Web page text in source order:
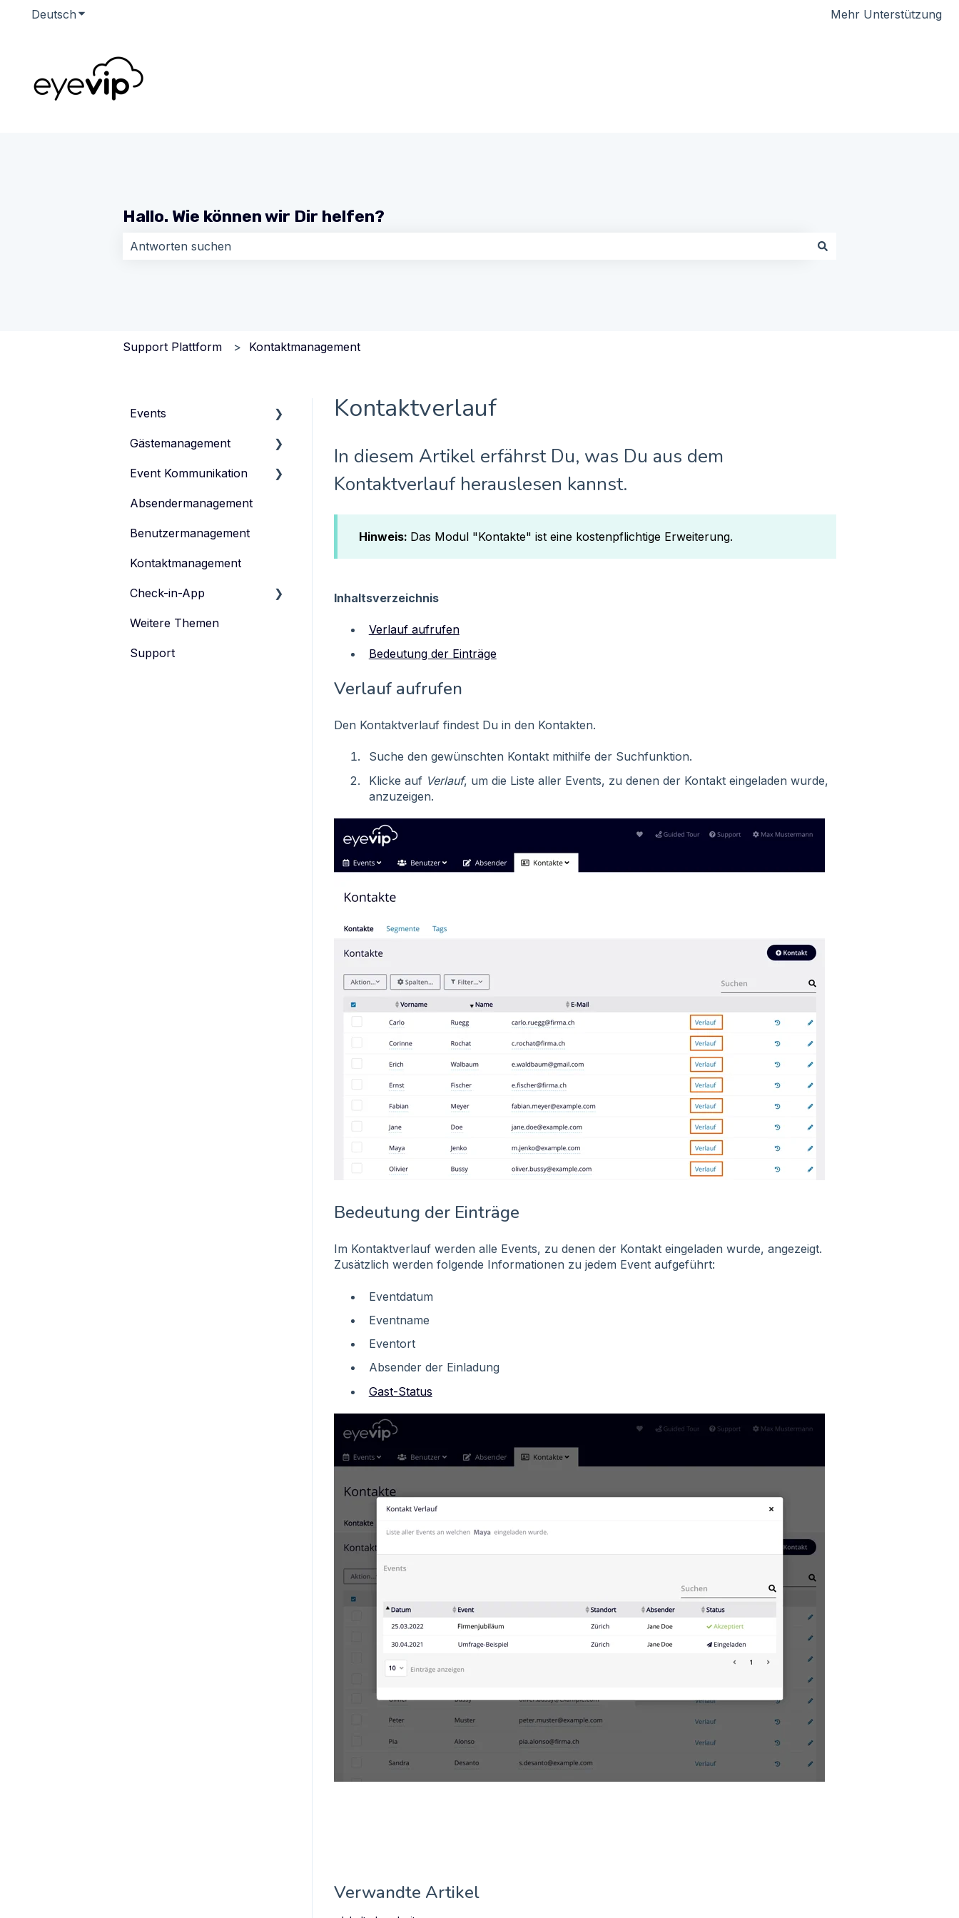
Deutsch Untermenü für Übersetzungen anzeigen Mehr Unterstützung
Hallo. Wie können wir Dir helfen?
Support Plattform Kontaktmanagement
Kontaktverlauf
In diesem Artikel erfährst Du, was Du aus dem
Kontaktverlauf herauslesen kannst.
Hinweis: Das Modul "Kontakte" ist eine kostenpflichtige Erweiterung.
Inhaltsverzeichnis
Verlauf aufrufen
Bedeutung der Einträge
Verlauf aufrufen
Den Kontaktverlauf findest Du in den Kontakten.
Suche den gewünschten Kontakt mithilfe der Suchfunktion.
Klicke auf Verlauf, um die Liste aller Events, zu denen der Kontakt eingeladen wurde,
anzuzeigen.
Bedeutung der Einträge
Im Kontaktverlauf werden alle Events, zu denen der Kontakt eingeladen wurde, angezeigt.
Zusätzlich werden folgende Informationen zu jedem Event aufgeführt:
Eventdatum
Eventname
Eventort
Absender der Einladung
Gast-Status
Verwandte Artikel
Events
Events verwalten
Event-Typen
Event-Team verwalten
Gästemanagement
Gästeliste verwalten
Gästedaten verwalten
Anmeldeformular
Tickets verwalten
Datenschutz
Event Kommunikation
Inhalte erstellen und
Absendermanagement
Benutzermanagement
Kontaktmanagement
Check-in-App
eyevip Check-in
eyevip Check-in+
Weitere Themen
Support